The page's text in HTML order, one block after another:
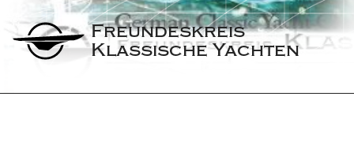
Freundeskreis
Klassische Yachten